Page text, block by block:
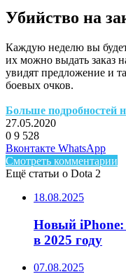
Убийство на
Каждую неделю вы
их можно выдать заказ
увидят предложение и
боевых очков.
Больше подробностей
27.05.2020
0 9 528
Facebook
Twitter
LinkedIn
Вконтакте WhatsApp
Смотреть комментарии
Ещё статьи о Dota 2
18.08.2025
Новый iPhone:
в 2025 году
07.08.2025